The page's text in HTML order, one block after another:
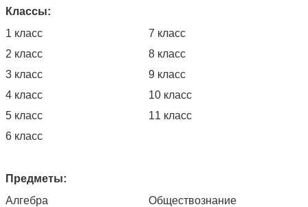
Классы:
1 класс
2 класс
3 класс
4 класс
5 класс
6 класс
7 класс
8 класс
9 класс
10 класс
11 класс
Предметы:
Алгебра
Обществознание